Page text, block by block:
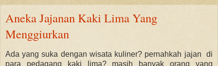
Aneka Jajanan Kaki Lima Yang
Menggiurkan
Ada yang suka dengan wisata kuliner? pernahkah jajan di
para pedagang kaki lima? masih banyak orang yang